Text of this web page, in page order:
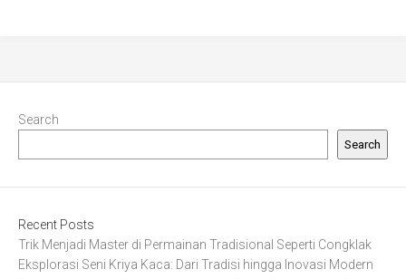
Search
Search
Recent Posts
Trik Menjadi Master di Permainan Tradisional Seperti Congklak
Eksplorasi Seni Kriya Kaca: Dari Tradisi hingga Inovasi Modern